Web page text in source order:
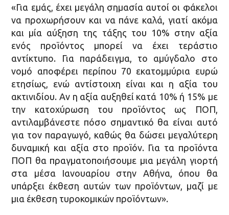
«Για εμάς, έχει μεγάλη σημασία αυτοί οι φάκελοι
να προχωρήσουν και να πάνε καλά, γιατί ακόμα
και μία αύξηση της τάξης του 10% στην αξία
ενός προϊόντος μπορεί να έχει τεράστιο
αντίκτυπο. Για παράδειγμα, το αμύγδαλο στο
νομό αποφέρει περίπου 70 εκατομμύρια ευρώ
ετησίως, ενώ αντίστοιχη είναι και η αξία του
ακτινιδίου. Αν η αξία αυξηθεί κατά 10% ή 15% με
την κατοχύρωση του προϊόντος ως ΠΟΠ,
αντιλαμβάνεστε πόσο σημαντικό θα είναι αυτό
για τον παραγωγό, καθώς θα δώσει μεγαλύτερη
δυναμική και αξία στο προϊόν. Για τα προϊόντα
ΠΟΠ θα πραγματοποιήσουμε μια μεγάλη γιορτή
στα μέσα Ιανουαρίου στην Αθήνα, όπου θα
υπάρξει έκθεση αυτών των προϊόντων, μαζί με
μια έκθεση τυροκομικών προϊόντων».